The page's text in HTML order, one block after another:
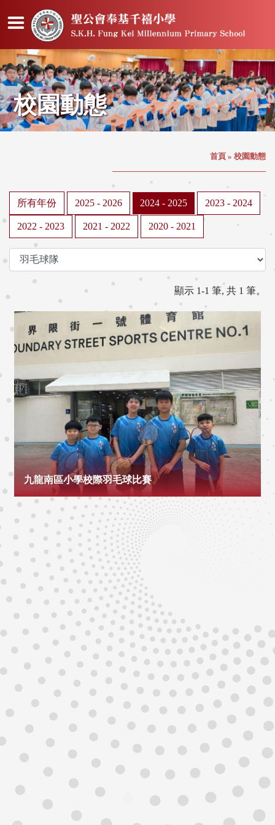
校園動態
首頁 » 校園動態
所有年份 2025 - 2026 2024 - 2025 2023 - 2024
2022 - 2023 2021 - 2022 2020 - 2021
顯示 1-1 筆, 共 1 筆。
九龍南區小學校際羽毛球比賽